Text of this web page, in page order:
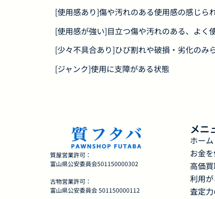
[使用感あり]傷や汚れのある使用感の感じら
[使用感が強い]目立つ傷や汚れのある、よく
[少々不具合あり]ひび割れや破損・劣化のみ
[ジャンク]使用に支障がある状態
質屋営業許可：
富山県公安委員会501150000302
古物営業許可：
富山県公安委員会 501150000112
メニ
ホーム
お金
高価
利用
査定